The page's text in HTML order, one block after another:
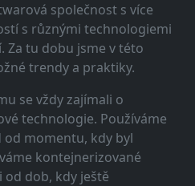
společnost s více
s různými technologiemi
Za tu dobu jsme v této
trendy a praktiky.
se vždy zajímali o
technologie. Používáme
od momentu, kdy byl
kontejnerizované
od dob, kdy ještě